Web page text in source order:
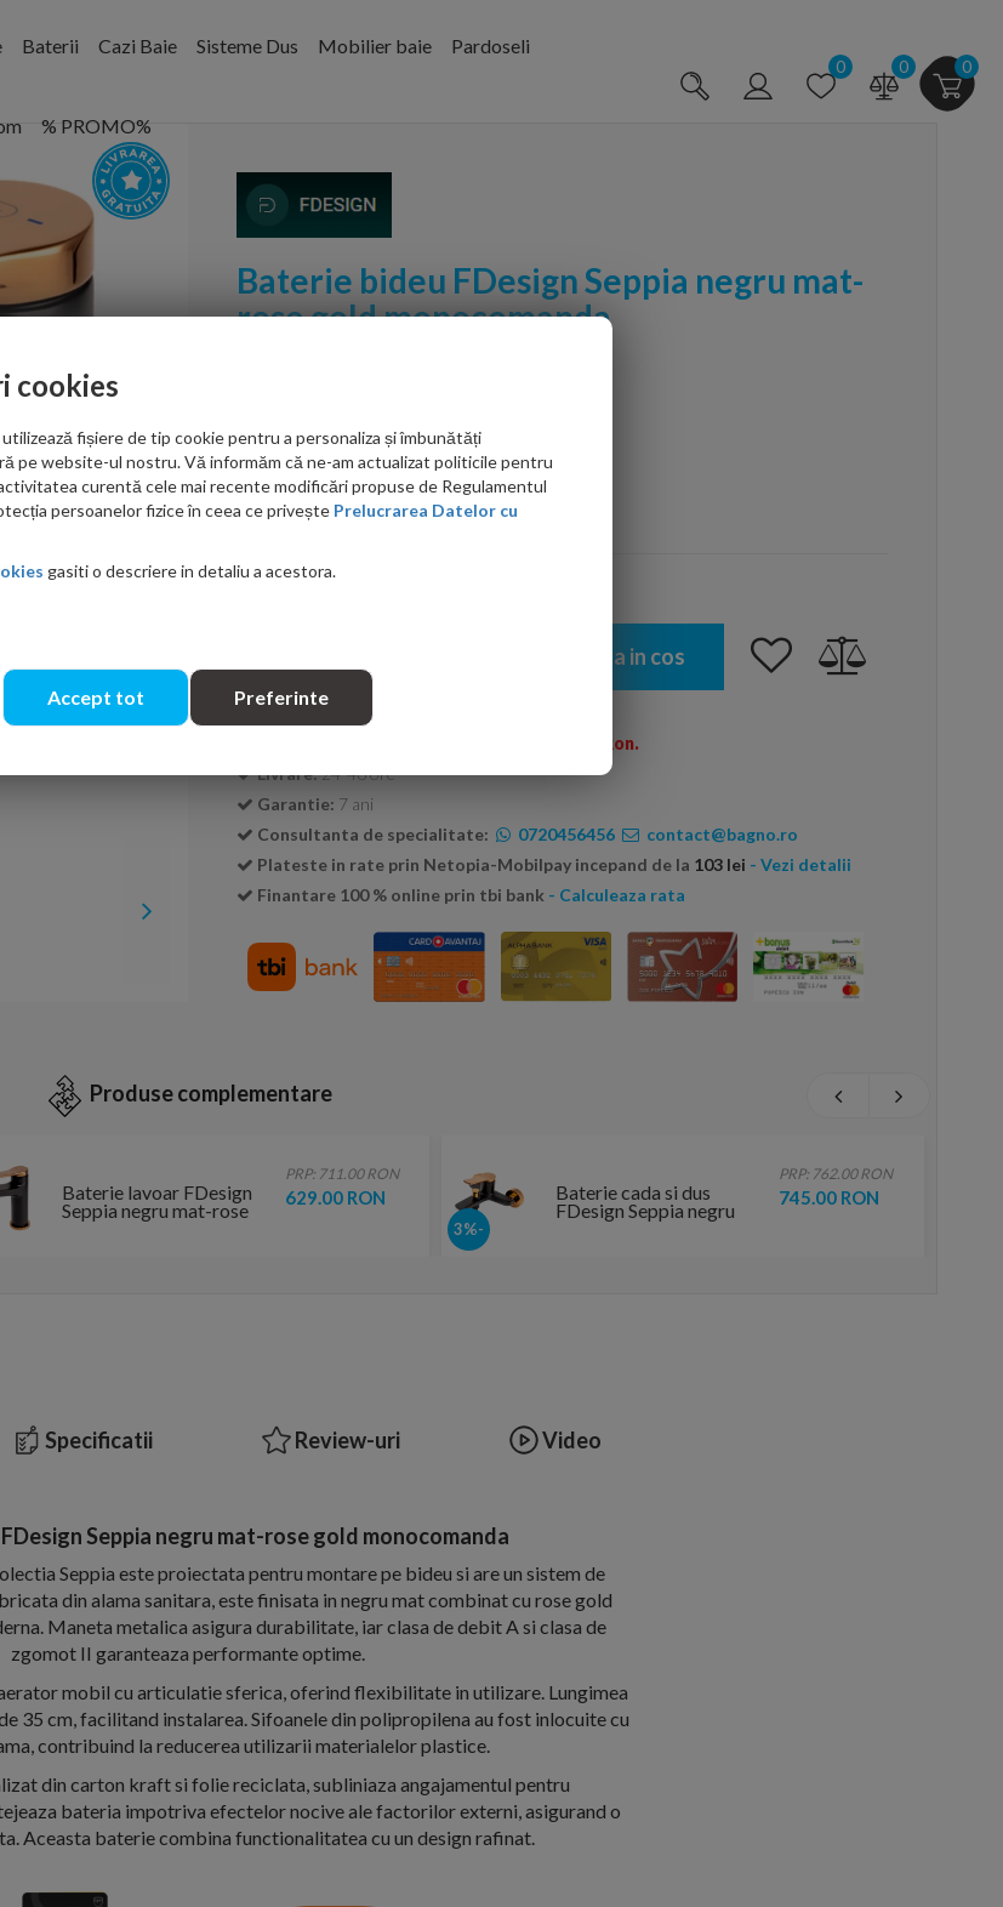
Baterii Cazi Baie Sisteme Dus Mobilier baie Pardoseli
% PROMO%
0 0 0
Baterie bideu FDesign Seppia negru mat-
rose gold monocomanda
PRP: 640.00 RON
615.00 RON
Ati gasit in alta parte mai ieftin?
Adauga in cos
Transport GRATUIT la comenzi peste 600 Ron.
Livrare:24-48 ore
Garantie: 7 ani
Consultanta de specialitate:
0720456456
contact@bagno.ro
Plateste in rate prin Netopia-Mobilpay incepand de la 103 lei - Vezi detalii
Finantare 100 % online prin tbi bank - Calculeaza rata
Produse complementare
-3%
Baterie cada si dus
FDesign Seppia negru
mat-rose gold
PRP: 762.00 RON
745.00 RON
Baterie lavoar FDesign
Seppia negru mat-rose
gold monocomanda
PRP: 711.00 RON
629.00 RON
Specificatii Review-uri Video
Seppia negru mat-rose gold monocomanda
Seppia este proiectata pentru montare pe bideu si are un sistem de
din alama sanitara, este finisata in negru mat combinat cu rose gold
Maneta metalica asigura durabilitate, iar clasa de debit A si clasa de
zgomot II garanteaza performante optime.
mobil cu articulatie sferica, oferind flexibilitate in utilizare. Lungimea
35 cm, facilitand instalarea. Sifoanele din polipropilena au fost inlocuite cu
contribuind la reducerea utilizarii materialelor plastice.
din carton kraft si folie reciclata, subliniaza angajamentul pentru
bateria impotriva efectelor nocive ale factorilor externi, asigurand o
Aceasta baterie combina functionalitatea cu un design rafinat.
cookies
utilizează fișiere de tip cookie pentru a personaliza și îmbunătăți
pe website-ul nostru. Vă informăm că ne-am actualizat politicile pentru
curentă cele mai recente modificări propuse de Regulamentul
persoanelor fizice în ceea ce privește Prelucrarea Datelor cu
gasiti o descriere in detaliu a acestora.
Accept tot Preferinte